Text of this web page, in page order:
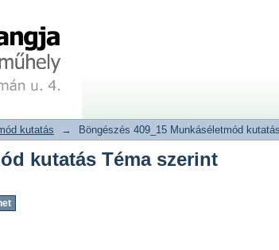
kutatás Téma szerint
kutatás → Böngészés 409_15 Munkáséletmód
kutatás Téma szerint